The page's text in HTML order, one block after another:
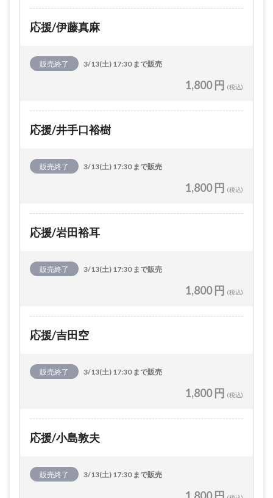
応援/伊藤真麻
販売終了 3/13(土) 17:30 まで販売
1,800 円 (税込)
応援/井手口裕樹
販売終了 3/13(土) 17:30 まで販売
1,800 円 (税込)
応援/岩田裕耳
販売終了 3/13(土) 17:30 まで販売
1,800 円 (税込)
応援/吉田空
販売終了 3/13(土) 17:30 まで販売
1,800 円 (税込)
応援/小島敦夫
販売終了 3/13(土) 17:30 まで販売